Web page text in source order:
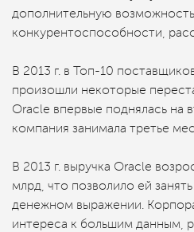
дополнительную
конкурентоспособности,
В 2013 г. в Топ-10
произошли некоторые
Oracle впервые поднялась на
компания занимала третье
В 2013 г. выручка Oracle
млрд, что позволило ей
денежном выражении.
интереса к большим данным,